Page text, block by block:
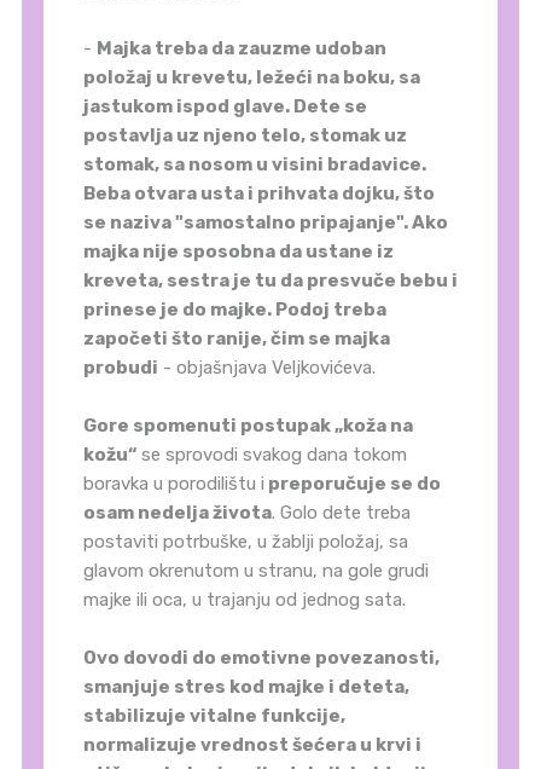
- Majka treba da zauzme udoban
položaj u krevetu, ležeći na boku, sa
jastukom ispod glave. Dete se
postavlja uz njeno telo, stomak uz
stomak, sa nosom u visini bradavice.
Beba otvara usta i prihvata dojku, što
se naziva "samostalno pripajanje". Ako
majka nije sposobna da ustane iz
kreveta, sestra je tu da presvuče bebu i
prinese je do majke. Podoj treba
započeti što ranije, čim se majka
probudi - objašnjava Veljkovićeva.
Gore spomenuti postupak „koža na
kožu“ se sprovodi svakog dana tokom
boravka u porodilištu i preporučuje se do
osam nedelja života. Golo dete treba
postaviti potrbuške, u žablji položaj, sa
glavom okrenutom u stranu, na gole grudi
majke ili oca, u trajanju od jednog sata.
Ovo dovodi do emotivne povezanosti,
smanjuje stres kod majke i deteta,
stabilizuje vitalne funkcije,
normalizuje vrednost šećera u krvi i